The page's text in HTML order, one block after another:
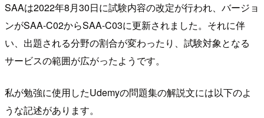
SAAは2022年8月30日に試験内容の改定が行われ、バージョ
ンがSAA-C02からSAA-C03に更新されました。それに伴
い、出題される分野の割合が変わったり、試験対象となる
サービスの範囲が広がったようです。
私が勉強に使用したUdemyの問題集の解説文には以下のよ
うな記述があります。